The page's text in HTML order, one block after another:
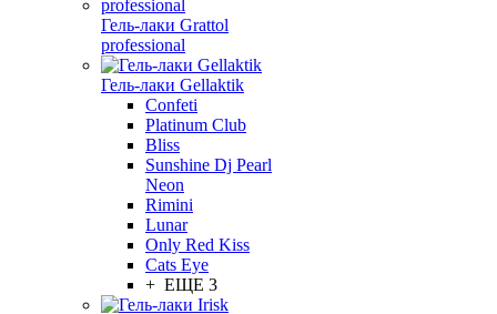
Гель-лаки Grattol
professional
Гель-лаки Gellaktik
Confeti
Platinum Club
Bliss
Sunshine Dj Pearl
Neon
Rimini
Lunar
Only Red Kiss
Cats Eye
+ ЕЩЕ 3